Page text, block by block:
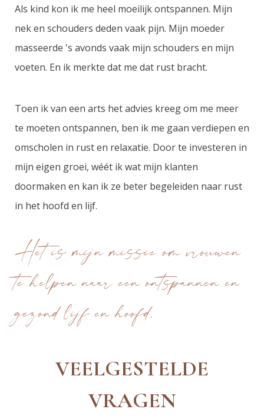
Als kind kon ik me heel moeilijk ontspannen. Mijn
nek en schouders deden vaak pijn. Mijn moeder
masseerde 's avonds vaak mijn schouders en mijn
voeten. En ik merkte dat me dat rust bracht.
Toen ik van een arts het advies kreeg om me meer
te moeten ontspannen, ben ik me gaan verdiepen en
omscholen in rust en relaxatie. Door te investeren in
mijn eigen groei, wéét ik wat mijn klanten
doormaken en kan ik ze beter begeleiden naar rust
in het hoofd en lijf.
Het is mijn missie om vrouwen
te helpen naar een ontspannen en
gezond lijf en hoofd.
VEELGESTELDE
VRAGEN